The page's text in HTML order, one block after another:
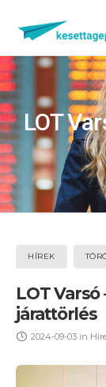
LOT
HÍREK
LOT Varsó
járattörlés
2024-09-03 in